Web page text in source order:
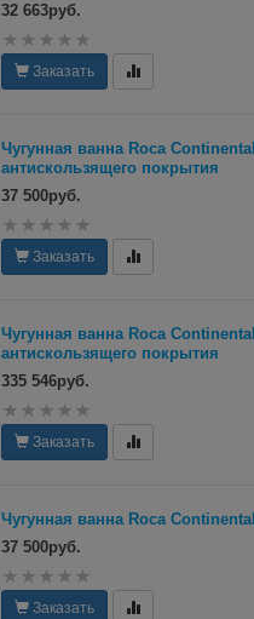
32 663руб.
Заказать
Чугунная ванна Roca
антискользящего покрытия
37 500руб.
Заказать
Чугунная ванна Roca
антискользящего покрытия
335 546руб.
Заказать
Чугунная ванна Roca
37 500руб.
Заказать